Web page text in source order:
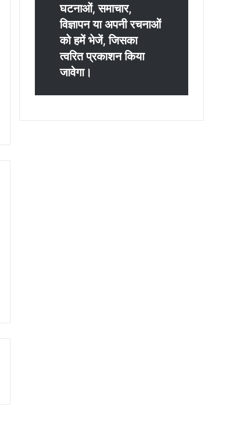
घटनाओं, समाचार,
विज्ञापन या अपनी रचनाओं
को हमें भेजें, जिसका
त्‍वरित प्रकाशन किया
जावेगा।